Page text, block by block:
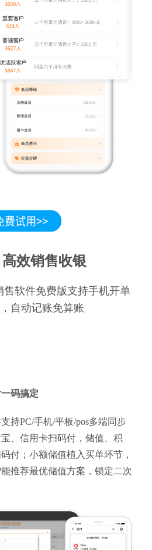
效销售收银
售软件免费版支持手机开单
自动记账免算账
码搞定
持PC/手机/平板/pos多端同步
、信用卡扫码付，储值、积
付；小额储值植入买单环节，
推荐最优储值方案，锁定二次